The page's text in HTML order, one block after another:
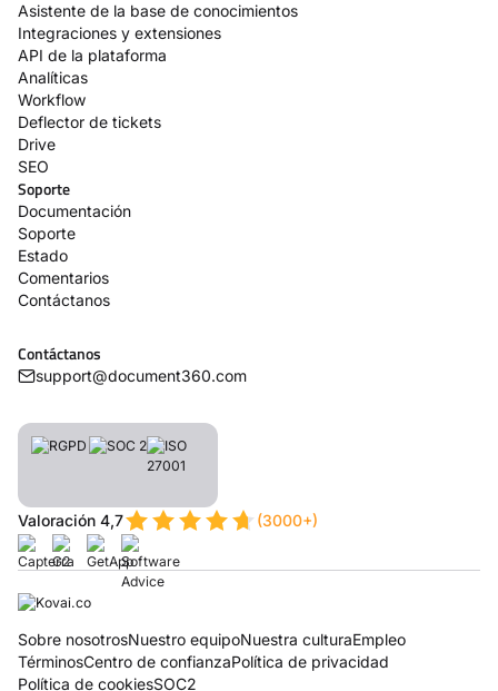
Asistente de la base de conocimientos
Integraciones y extensiones
API de la plataforma
Analíticas
Workflow
Deflector de tickets
Drive
SEO
Soporte
Documentación
Soporte
Estado
Comentarios
Contáctanos
Contáctanos
support@document360.com
Valoración 4,7 (3000+)
Sobre nosotrosNuestro equipoNuestra culturaEmpleo
TérminosCentro de confianzaPolítica de privacidad
Política de cookiesSOC2